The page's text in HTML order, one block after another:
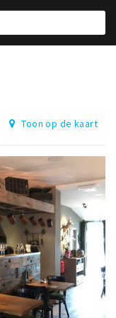
Toon op de kaart